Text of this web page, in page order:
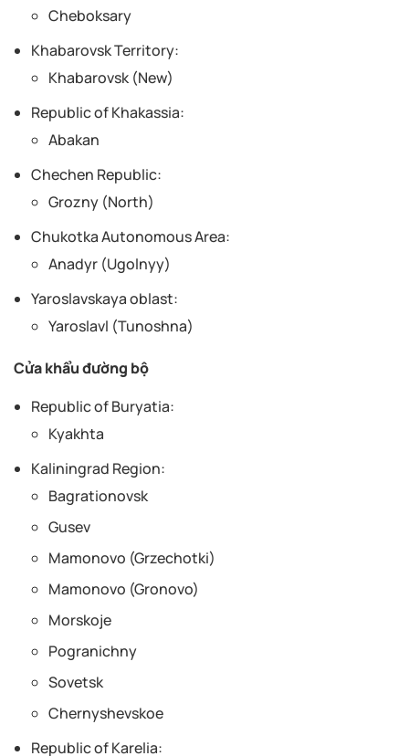
Cheboksary
Khabarovsk Territory:
Khabarovsk (New)
Republic of Khakassia:
Abakan
Chechen Republic:
Grozny (North)
Chukotka Autonomous Area:
Anadyr (Ugolnyy)
Yaroslavskaya oblast:
Yaroslavl (Tunoshna)
Cửa khẩu đường bộ
Republic of Buryatia:
Kyakhta
Kaliningrad Region:
Bagrationovsk
Gusev
Mamonovo (Grzechotki)
Mamonovo (Gronovo)
Morskoje
Pogranichny
Sovetsk
Chernyshevskoe
Republic of Karelia: